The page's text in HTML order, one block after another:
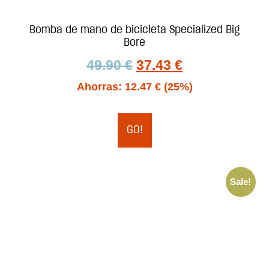
Bomba de mano de bicicleta Specialized Big
Bore
49.90€ 37.43 €
Ahorras: 12.47 € (25%)
GO!
Sale!